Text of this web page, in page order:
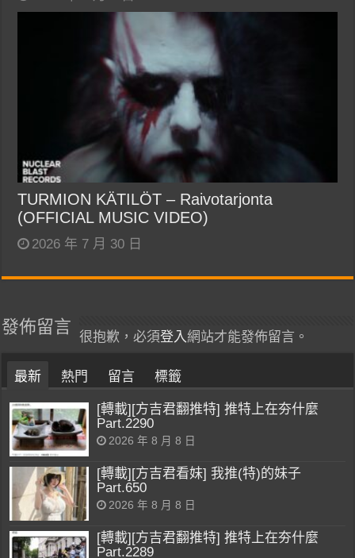
TURMION KÄTILÖT – Raivotarjonta
(OFFICIAL MUSIC VIDEO)
2026 年 7 月 30 日
發佈留言
很抱歉，必須登入網站才能發佈留言。
最新 熱門 留言 標籤
[轉載][方吉君翻推特] 推特上在夯什麼
Part.2290
2026 年 8 月 8 日
[轉載][方吉君看妹] 我推(特)的妹子
Part.650
2026 年 8 月 8 日
[轉載][方吉君翻推特] 推特上在夯什麼
Part.2289